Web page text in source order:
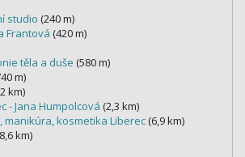
studio (240 m)
Frantová (420 m)
těla a duše (580 m)
m)
km)
- Jana Humpolcová (2,3 km)
manikúra, kosmetika Liberec (6,9 km)
km)